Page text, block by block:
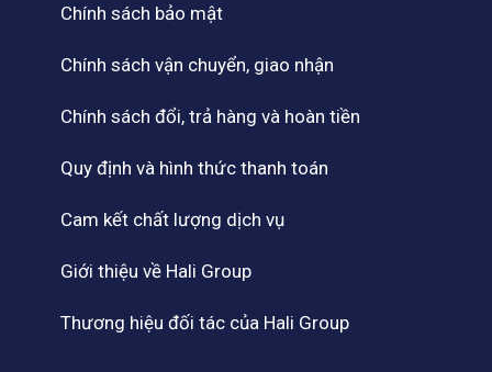
Chính sách bảo mật
Chính sách vận chuyển, giao nhận
Chính sách đổi, trả hàng và hoàn tiền
Quy định và hình thức thanh toán
Cam kết chất lượng dịch vụ
Giới thiệu về Hali Group
Thương hiệu đối tác của Hali Group